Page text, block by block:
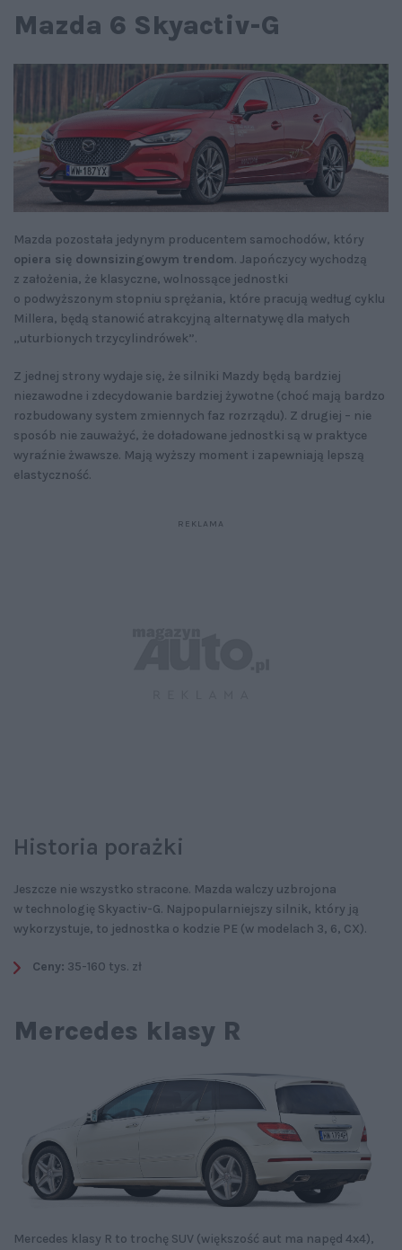
Mazda 6 Skyactiv-G
Mazda pozostała jedynym producentem samochodów, który
opiera się downsizingowym trendom. Japończycy wychodzą
z założenia, że klasyczne, wolnossące jednostki
o podwyższonym stopniu sprężania, które pracują według cyklu
Millera, będą stanowić atrakcyjną alternatywę dla małych
„uturbionych trzycylindrówek”.
Z jednej strony wydaje się, że silniki Mazdy będą bardziej
niezawodne i zdecydowanie bardziej żywotne (choć mają bardzo
rozbudowany system zmiennych faz rozrządu). Z drugiej – nie
sposób nie zauważyć, że doładowane jednostki są w praktyce
wyraźnie żwawsze. Mają wyższy moment i zapewniają lepszą
elastyczność.
Historia porażki
Jeszcze nie wszystko stracone. Mazda walczy uzbrojona
w technologię Skyactiv-G. Najpopularniejszy silnik, który ją
wykorzystuje, to jednostka o kodzie PE (w modelach 3, 6, CX).
Ceny: 35-160 tys. zł
Mercedes klasy R
Mercedes klasy R to trochę SUV (większość aut ma napęd 4x4),